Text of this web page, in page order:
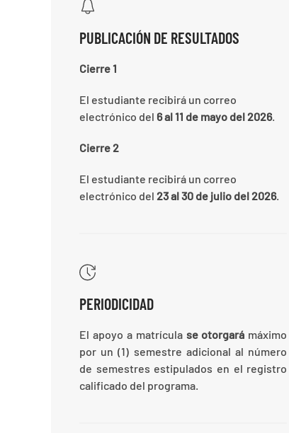
PUBLICACIÓN DE RESULTADOS
Cierre 1
El estudiante recibirá un correo
electrónico del 6 al 11 de mayo del 2026.
Cierre 2
El estudiante recibirá un correo
electrónico del 23 al 30 de julio del 2026.
PERIODICIDAD
El apoyo a matrícula se otorgará máximo
por un (1) semestre adicional al número
de semestres estipulados en el registro
calificado del programa.